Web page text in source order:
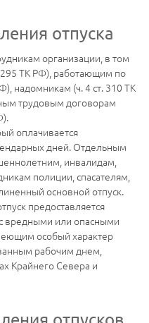
отпуска
организации, в том
295 ТК РФ), работающим по
надомникам (ч. 4 ст. 310 ТК
трудовым договорам
оплачивается
дней. Отдельным
инвалидам,
полиции, спасателям,
основной отпуск.
предоставляется
вредными или опасными
особый характер
рабочим днем,
Крайнего Севера и